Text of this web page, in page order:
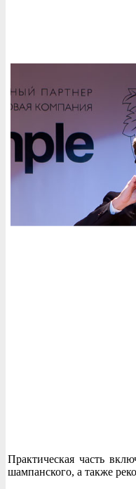
Практическая часть
шампанского, а также